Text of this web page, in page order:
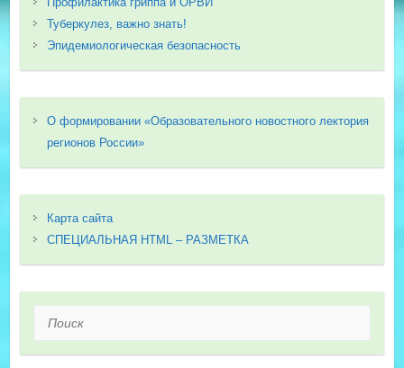
Туберкулез, важно знать!
Эпидемиологическая безопасность
О формировании «Образовательного новостного лектория
регионов России»
Карта сайта
СПЕЦИАЛЬНАЯ HTML – РАЗМЕТКА
Поиск